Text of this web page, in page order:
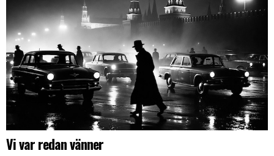
Vi var redan vänner